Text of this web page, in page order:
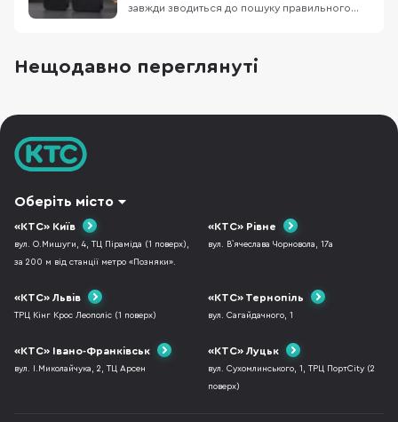
завжди зводиться до пошуку правильного
підходи до ергономіки та пікових
можливостей, хоча візуально ці пристрої
Нещодавно переглянуті
Оберіть місто
«КТС» Київ
вул. О.Мишуги, 4, ТЦ Піраміда (1 поверх),
за 200 м від станції метро «Позняки».
«КТС» Рівне
вул. В`ячеслава Чорновола, 17а
«КТС» Львів
ТРЦ Кінг Крос Леополіс (1 поверх)
«КТС» Тернопіль
вул. Сагайдачного, 1
«КТС» Івано-Франківськ
вул. І.Миколайчука, 2, ТЦ Арсен
«КТС» Луцьк
вул. Сухомлинського, 1, ТРЦ ПортCity (2
поверх)